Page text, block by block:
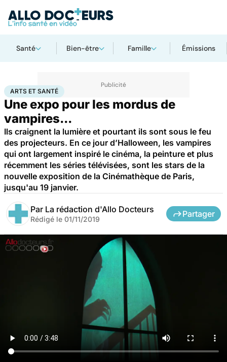
Santé Bien-être Famille Émissions
AccueilBien-êtreArts et santé
ARTS ET SANTÉ
Une expo pour les mordus de
vampires...
Ils craignent la lumière et pourtant ils sont sous le feu
des projecteurs. En ce jour d’Halloween, les vampires
qui ont largement inspiré le cinéma, la peinture et plus
récemment les séries télévisées, sont les stars de la
nouvelle exposition de la Cinémathèque de Paris,
jusqu'au 19 janvier.
Par La rédaction d'Allo Docteurs
Rédigé le 01/11/2019
Partager